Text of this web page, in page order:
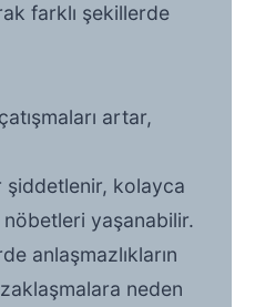
farklı şekillerde
artar,
şiddetlenir, kolayca
nöbetleri yaşanabilir.
anlaşmazlıkların
neden